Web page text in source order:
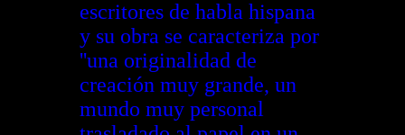
escritores de habla hispana
y su obra se caracteriza por
''una originalidad de
creación muy grande, un
mundo muy personal